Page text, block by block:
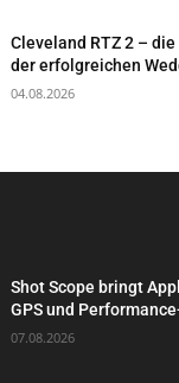
Cleveland RTZ 2 –
der erfolgreichen
04.08.2026
Shot Scope bringt
GPS und
07.08.2026